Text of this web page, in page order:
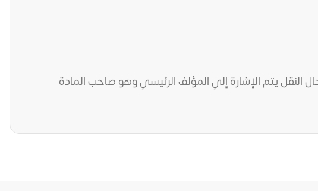
النقل يتم الإشارة إلي المؤلف الرئيسي وهو صاحب المادة